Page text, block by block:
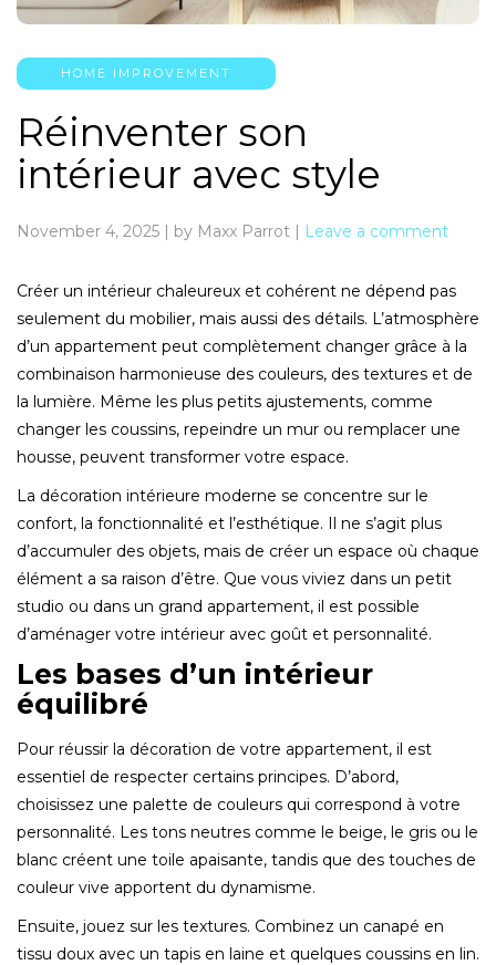
HOME IMPROVEMENT
Réinventer son
intérieur avec style
November 4, 2025 | by Maxx Parrot | Leave a comment
Créer un intérieur chaleureux et cohérent ne dépend pas
seulement du mobilier, mais aussi des détails. L’atmosphère
d’un appartement peut complètement changer grâce à la
combinaison harmonieuse des couleurs, des textures et de
la lumière. Même les plus petits ajustements, comme
changer les coussins, repeindre un mur ou remplacer une
housse, peuvent transformer votre espace.
La décoration intérieure moderne se concentre sur le
confort, la fonctionnalité et l’esthétique. Il ne s’agit plus
d’accumuler des objets, mais de créer un espace où chaque
élément a sa raison d’être. Que vous viviez dans un petit
studio ou dans un grand appartement, il est possible
d’aménager votre intérieur avec goût et personnalité.
Les bases d’un intérieur
équilibré
Pour réussir la décoration de votre appartement, il est
essentiel de respecter certains principes. D’abord,
choisissez une palette de couleurs qui correspond à votre
personnalité. Les tons neutres comme le beige, le gris ou le
blanc créent une toile apaisante, tandis que des touches de
couleur vive apportent du dynamisme.
Ensuite, jouez sur les textures. Combinez un canapé en
tissu doux avec un tapis en laine et quelques coussins en lin.